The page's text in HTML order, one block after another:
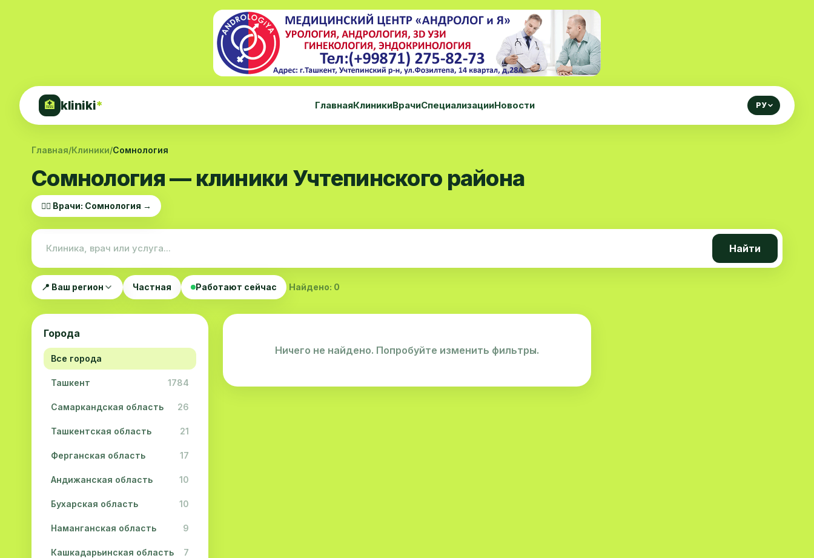
🏥 kliniki* ГлавнаяКлиникиВрачиСпециализацииНовости РУ
Главная/Клиники/Сомнология
Сомнология — клиники Учтепинского района
👨‍⚕️ Врачи: Сомнология →
Найти
📍 Ваш регион Частная Работают сейчас Найдено: 0
Города
Все города
Ташкент 1784
Самаркандская область 26
Ташкентская область 21
Ферганская область 17
Андижанская область 10
Бухарская область 10
Наманганская область 9
Кашкадарьинская область 7
Ничего не найдено. Попробуйте изменить фильтры.